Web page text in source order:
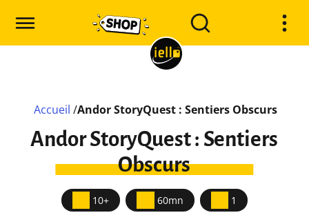
Accueil /Andor StoryQuest : Sentiers Obscurs
Andor StoryQuest : Sentiers
Obscurs
10+ 60mn 1